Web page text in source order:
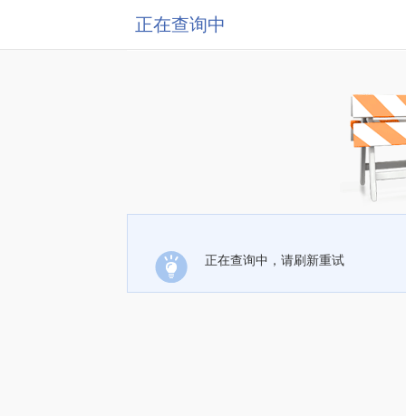
正在查询中
正在查询中，请刷新重试